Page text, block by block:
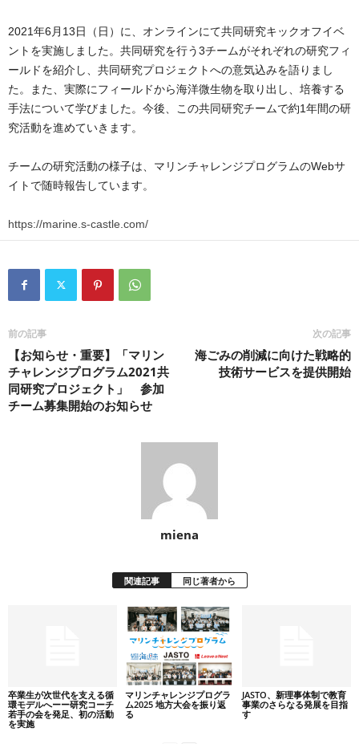
2021年6月13日（日）に、オンラインにて共同研究キックオフイベ
ントを実施しました。共同研究を行う3チームがそれぞれの研究フィ
ールドを紹介し、共同研究プロジェクトへの意気込みを語りまし
た。また、実際にフィールドから海洋微生物を取り出し、培養する
手法について学びました。今後、この共同研究チームで約1年間の研
究活動を進めていきます。
チームの研究活動の様子は、マリンチャレンジプログラムのWebサ
イトで随時報告しています。
https://marine.s-castle.com/
前の記事
【お知らせ・重要】「マリン
チャレンジプログラム2021共
同研究プロジェクト」 参加
チーム募集開始のお知らせ
次の記事
海ごみの削減に向けた戦略的
技術サービスを提供開始
miena
関連記事 同じ著者から
卒業生が次世代を支える循
環モデルへーー研究コーチ
若手の会を発足、初の活動
を実施
マリンチャレンジプログラ
ム2025 地方大会を振り返
る
JASTO、新理事体制で教育
事業のさらなる発展を目指
す